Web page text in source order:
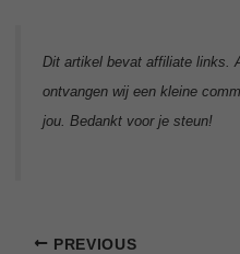
Dit artikel bevat affiliate links.
ontvangen wij een kleine
jou. Bedankt voor je steun!
PREVIOUS